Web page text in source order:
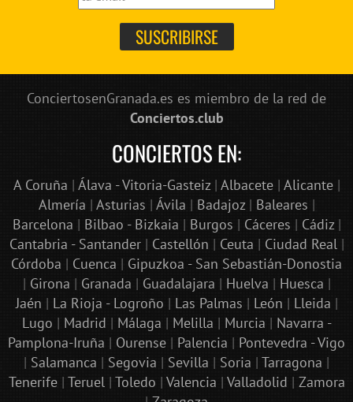
ConciertosenGranada.es es miembro de la red de
Conciertos.club
CONCIERTOS EN:
A Coruña | Álava - Vitoria-Gasteiz| Albacete| Alicante|
Almería | Asturias | Ávila | Badajoz| Baleares |
Barcelona | Bilbao - Bizkaia | Burgos | Cáceres | Cádiz|
Cantabria - Santander| Castellón | Ceuta | Ciudad Real|
Córdoba | Cuenca | Gipuzkoa - San Sebastián-Donostia
| Girona | Granada | Guadalajara | Huelva | Huesca |
Jaén | La Rioja - Logroño | Las Palmas | León | Lleida |
Lugo | Madrid | Málaga | Melilla | Murcia | Navarra -
Pamplona-Iruña | Ourense | Palencia | Pontevedra - Vigo
| Salamanca | Segovia | Sevilla | Soria | Tarragona |
Tenerife| Teruel| Toledo | Valencia | Valladolid | Zamora